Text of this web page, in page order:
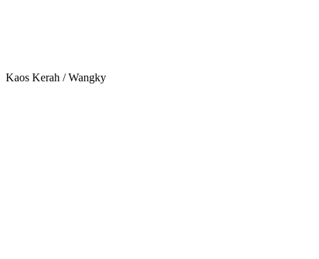
Kaos Kerah / Wangky